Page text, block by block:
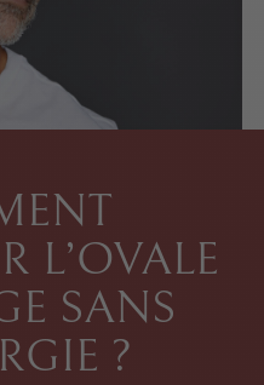
L’OVALE
SANS
?